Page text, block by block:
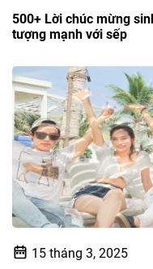
500+ Lời chúc mừng
tượng mạnh với sếp
15 tháng 3, 2025